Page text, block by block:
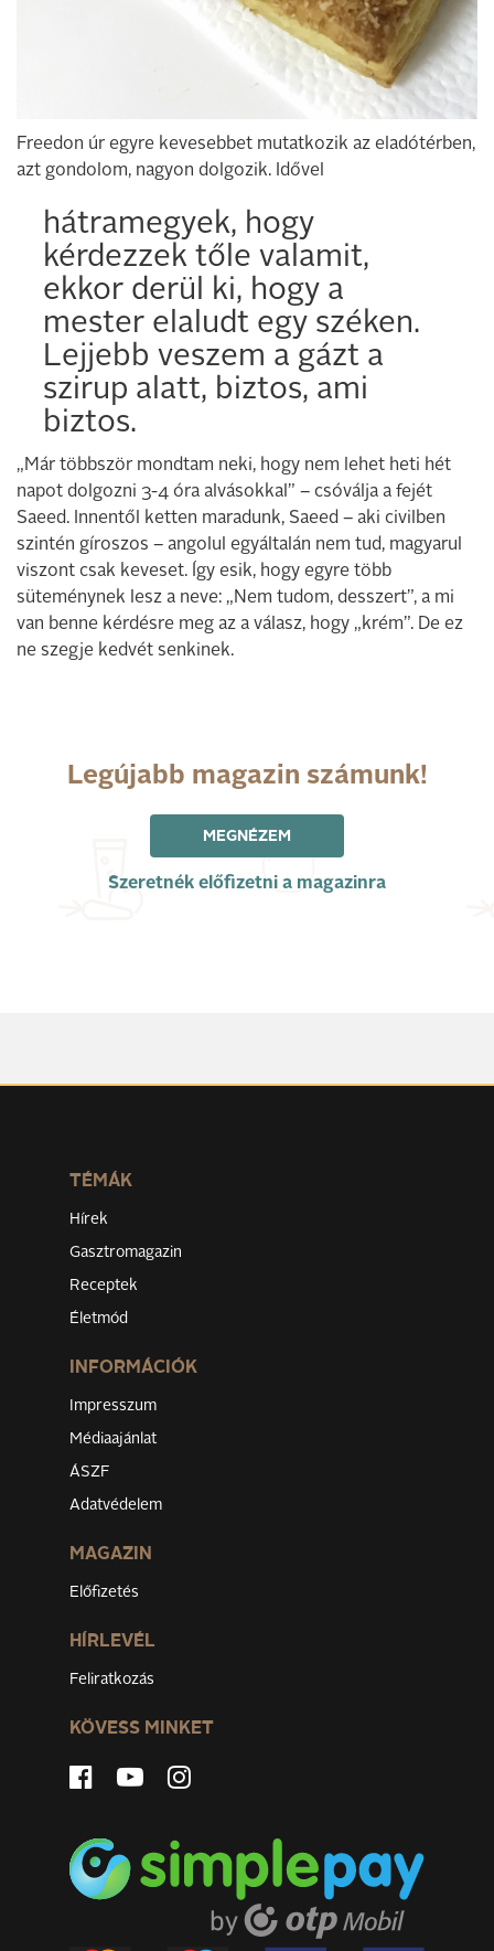
Freedon úr egyre kevesebbet mutatkozik az eladótérben,
azt gondolom, nagyon dolgozik. Idővel
hátramegyek, hogy
kérdezzek tőle valamit,
ekkor derül ki, hogy a
mester elaludt egy széken.
Lejjebb veszem a gázt a
szirup alatt, biztos, ami
biztos.
„Már többször mondtam neki, hogy nem lehet heti hét
napot dolgozni 3-4 óra alvásokkal” – csóválja a fejét
Saeed. Innentől ketten maradunk, Saeed – aki civilben
szintén gíroszos – angolul egyáltalán nem tud, magyarul
viszont csak keveset. Így esik, hogy egyre több
süteménynek lesz a neve: „Nem tudom, desszert”, a mi
van benne kérdésre meg az a válasz, hogy „krém”. De ez
ne szegje kedvét senkinek.
Legújabb magazin számunk!
MEGNÉZEM
Szeretnék előfizetni a magazinra
TÉMÁK
Hírek
Gasztromagazin
Receptek
Életmód
INFORMÁCIÓK
Impresszum
Médiaajánlat
ÁSZF
Adatvédelem
MAGAZIN
Előfizetés
HÍRLEVÉL
Feliratkozás
KÖVESS MINKET